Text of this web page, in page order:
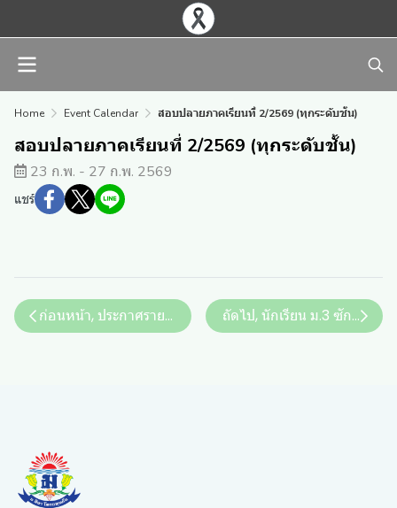
Home Event Calendar สอบปลายภาคเรียนที่ 2/2569 (ทุกระดับชั้น)
สอบปลายภาคเรียนที่ 2/2569 (ทุกระดับชั้น)
23 ก.พ. - 27 ก.พ. 2569
แชร์
ก่อนหน้า, ประกาศรายชื่อนักเรียนที่ไม่มีสิทธิ์สอบ
ถัดไป, นักเรียน ม.3 ซักซ้อมพิ